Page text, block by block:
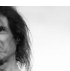
email